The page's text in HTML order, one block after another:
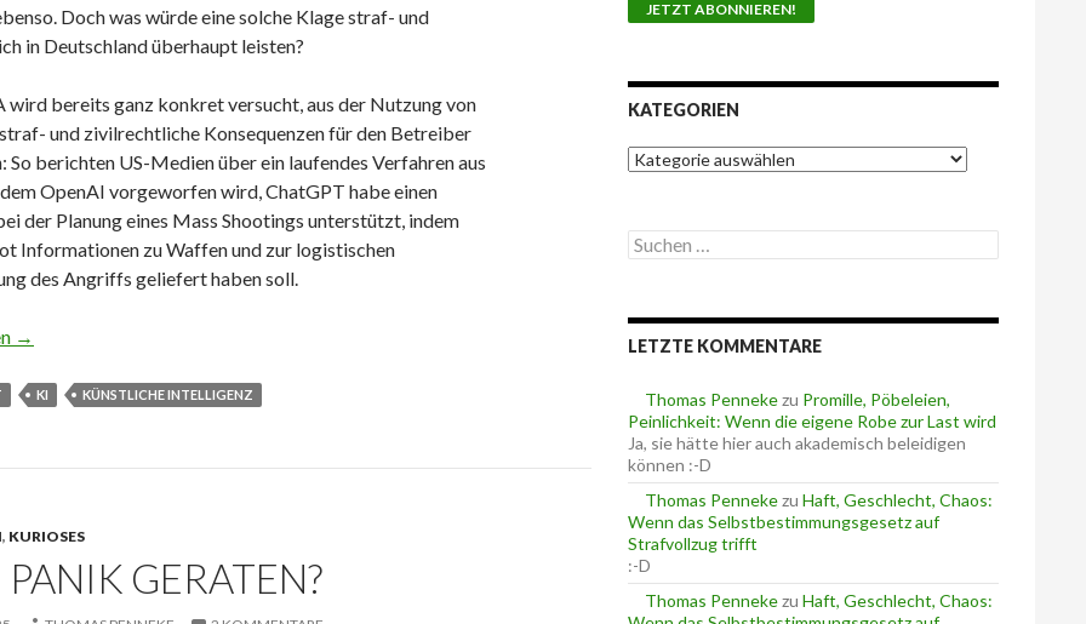
Doch was würde eine solche Klage straf- und
in Deutschland überhaupt leisten?
wird bereits ganz konkret versucht, aus der Nutzung von
und zivilrechtliche Konsequenzen für den Betreiber
So berichten US-Medien über ein laufendes Verfahren aus
OpenAI vorgeworfen wird, ChatGPT habe einen
der Planung eines Mass Shootings unterstützt, indem
Informationen zu Waffen und zur logistischen
des Angriffs geliefert haben soll.
KI-Hilfe?
→
KI KÜNSTLICHE INTELLIGENZ
, KURIOSES
GERATEN?
KATEGORIEN
K
a
g
o
n
S
u
e
n
c
h
:
LETZTE KOMMENTARE
Thomas Pennekezu Promille, Pöbeleien,
Peinlichkeit: Wenn die eigene Robe zur Last wird
Ja, sie hätte hier auch akademisch beleidigen
können :-D
Thomas Pennekezu Haft, Geschlecht, Chaos:
Wenn das Selbstbestimmungsgesetz auf
Strafvollzug trifft
:-D
Thomas Pennekezu Haft, Geschlecht, Chaos: